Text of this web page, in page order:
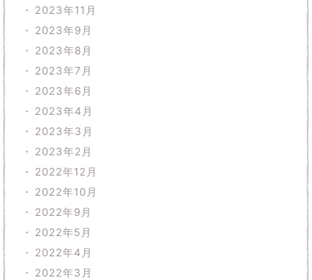
2023年11月
2023年9月
2023年8月
2023年7月
2023年6月
2023年4月
2023年3月
2023年2月
2022年12月
2022年10月
2022年9月
2022年5月
2022年4月
2022年3月